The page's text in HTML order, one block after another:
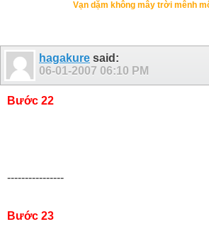
Vạn dặm không mây trời mênh
hagakure said:
06-01-2007 06:10 PM
Bước 22
----------------
Bước 23